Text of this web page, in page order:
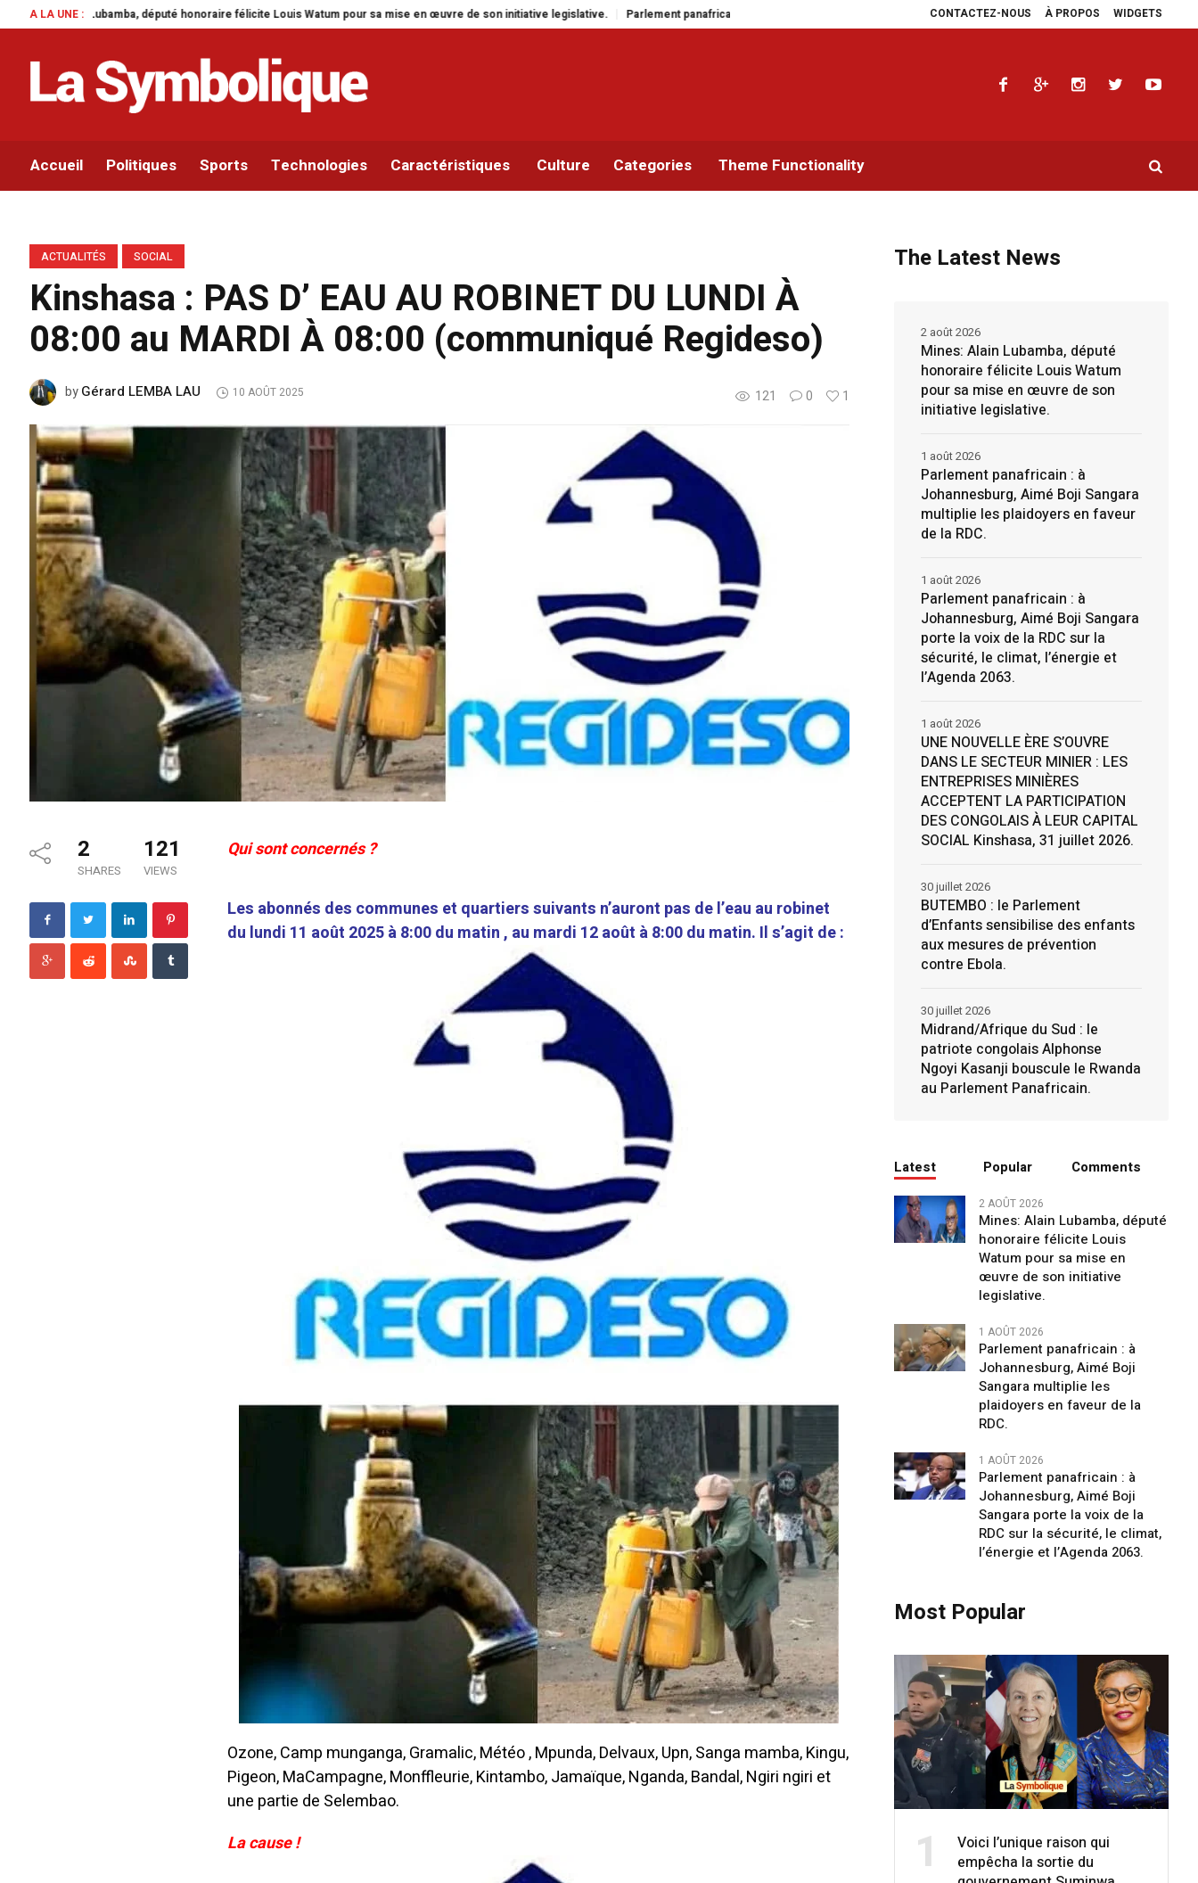
CONTACTEZ-NOUS À PROPOS WIDGETS
A LA UNE :
félicite Louis Watum pour sa mise en œuvre de son initiative legislative. Parlement panafricain : à Johannesburg, Aimé Boji Sangara multiplie les plaidoyers en faveur de la RDC. Parlement panafricain : à
Accueil Politiques Sports Technologies Caractéristiques Culture Categories Theme Functionality
ACTUALITÉS SOCIAL
Kinshasa : PAS D’ EAU AU ROBINET DU LUNDI À
08:00 au MARDI À 08:00 (communiqué Regideso)
121 0 1
byGérard LEMBA LAU 10 AOÛT 2025
2
SHARES
121
VIEWS
Qui sont concernés ?
Les abonnés des communes et quartiers suivants n’auront pas de l’eau au robinet
du lundi 11 août 2025 à 8:00 du matin , au mardi 12 août à 8:00 du matin. Il s’agit de :
Ozone, Camp munganga, Gramalic, Météo , Mpunda, Delvaux, Upn, Sanga mamba, Kingu,
Pigeon, MaCampagne, Monffleurie, Kintambo, Jamaïque, Nganda, Bandal, Ngiri ngiri et
une partie de Selembao.
La cause !
The Latest News
Mines: Alain Lubamba, député
honoraire félicite Louis Watum
pour sa mise en œuvre de son
initiative legislative.
2 août 2026
Parlement panafricain : à
Johannesburg, Aimé Boji Sangara
multiplie les plaidoyers en faveur
de la RDC.
1 août 2026
Parlement panafricain : à
Johannesburg, Aimé Boji Sangara
porte la voix de la RDC sur la
sécurité, le climat, l’énergie et
l’Agenda 2063.
1 août 2026
UNE NOUVELLE ÈRE S’OUVRE
DANS LE SECTEUR MINIER : LES
ENTREPRISES MINIÈRES
ACCEPTENT LA PARTICIPATION
DES CONGOLAIS À LEUR CAPITAL
SOCIAL Kinshasa, 31 juillet 2026.
1 août 2026
BUTEMBO : le Parlement
d’Enfants sensibilise des enfants
aux mesures de prévention
contre Ebola.
30 juillet 2026
Midrand/Afrique du Sud : le
patriote congolais Alphonse
Ngoyi Kasanji bouscule le Rwanda
au Parlement Panafricain.
30 juillet 2026
Latest Popular Comments
2 AOÛT 2026
Mines: Alain Lubamba, député
honoraire félicite Louis
Watum pour sa mise en
œuvre de son initiative
legislative.
1 AOÛT 2026
Parlement panafricain : à
Johannesburg, Aimé Boji
Sangara multiplie les
plaidoyers en faveur de la
RDC.
1 AOÛT 2026
Parlement panafricain : à
Johannesburg, Aimé Boji
Sangara porte la voix de la
RDC sur la sécurité, le climat,
l’énergie et l’Agenda 2063.
Most Popular
1
Voici l’unique raison qui
empêcha la sortie du